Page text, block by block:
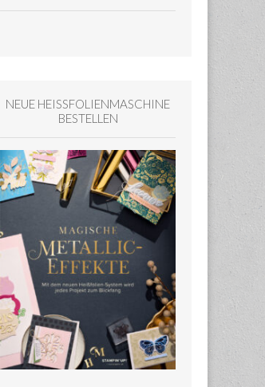
NEUE HEISSFOLIENMASCHINE
BESTELLEN